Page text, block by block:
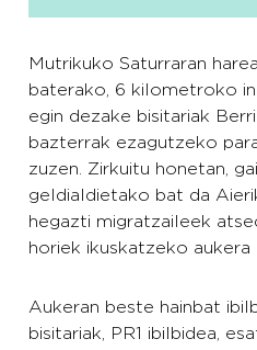
Mutrikuko Saturraran
baterako, 6 kilometroko
egin dezake bisitariak
bazterrak ezagutzeko
zuzen. Zirkuitu honetan,
geldialdietako bat da
hegazti migratzaileek
horiek ikuskatzeko aukera
Aukeran beste hainbat
bisitariak, PR1 ibilbidea,